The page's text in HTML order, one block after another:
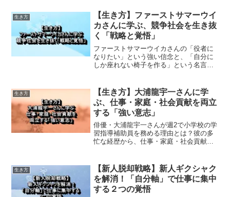
生き方
【生き方】ファーストサマーウイ
カさんに学ぶ、競争社会を生き抜
く「戦略と覚悟」
ファーストサマーウイカさんの「役者に
なりたい」という強い信念と、「自分に
しか座れない椅子を作る」という名言に
生き方
【生き方】大浦龍宇一さんに学
ぶ、仕事・家庭・社会貢献を両立
する「強い意志」
俳優・大浦龍宇一さんが週2で小学校の学
習指導補助員を務める理由とは？彼の多
忙な経歴から、仕事・家庭・社会貢献を
生き方
【新人脱却戦略】新人ギクシャク
を解消！「自分軸」で仕事に集中
する２つの覚悟